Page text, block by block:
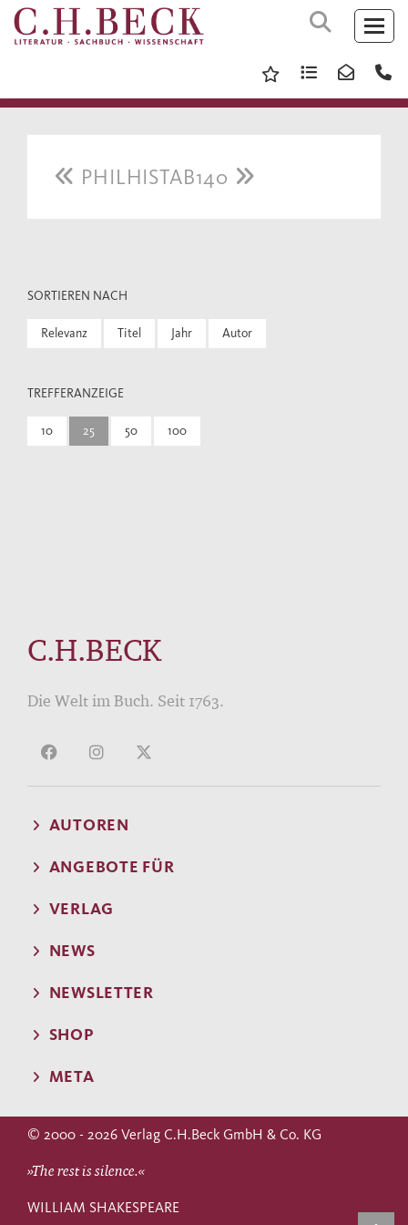
PHILHISTAB140
SORTIEREN NACH
Relevanz Titel Jahr Autor
TREFFERANZEIGE
10 25 50 100
C.H.BECK
Die Welt im Buch. Seit 1763.
AUTOREN
ANGEBOTE FÜR
VERLAG
NEWS
NEWSLETTER
SHOP
META
© 2000 - 2026 Verlag C.H.Beck GmbH & Co. KG
»The rest is silence.«
WILLIAM SHAKESPEARE